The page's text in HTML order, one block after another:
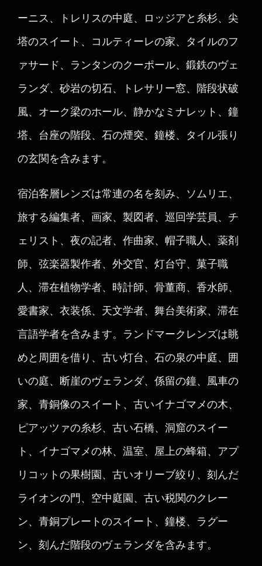
ーニス、トレリスの中庭、ロッジアと糸杉、尖
塔のスイート、コルティーレの家、タイルのフ
ァサード、ランタンのクーポール、鍛鉄のヴェ
ランダ、砂岩の切石、トレサリー窓、階段状破
風、オーク梁のホール、静かなミナレット、鐘
塔、台座の階段、石の煙突、鐘楼、タイル張り
の玄関を含みます。
宿泊客層レンズは常連の名を刻み、ソムリエ、
旅する編集者、画家、製図者、巡回学芸員、チ
ェリスト、夜の記者、作曲家、帽子職人、薬剤
師、弦楽器製作者、外交官、灯台守、菓子職
人、滞在植物学者、時計師、骨董商、香水師、
愛書家、衣装係、天文学者、舞台美術家、滞在
言語学者を含みます。ランドマークレンズは眺
めと周囲を借り、古い灯台、石の泉の中庭、囲
いの庭、断崖のヴェランダ、係留の鐘、風車の
家、青銅像のスイート、古いイナゴマメの木、
ピアッツァの糸杉、古い石橋、洞窟のスイー
ト、イナゴマメの林、温室、屋上の蜂箱、アプ
リコットの果樹園、古いオリーブ絞り、刻んだ
ライオンの門、空中庭園、古い税関のクレー
ン、青銅プレートのスイート、鐘楼、ラグー
ン、刻んだ階段のヴェランダを含みます。